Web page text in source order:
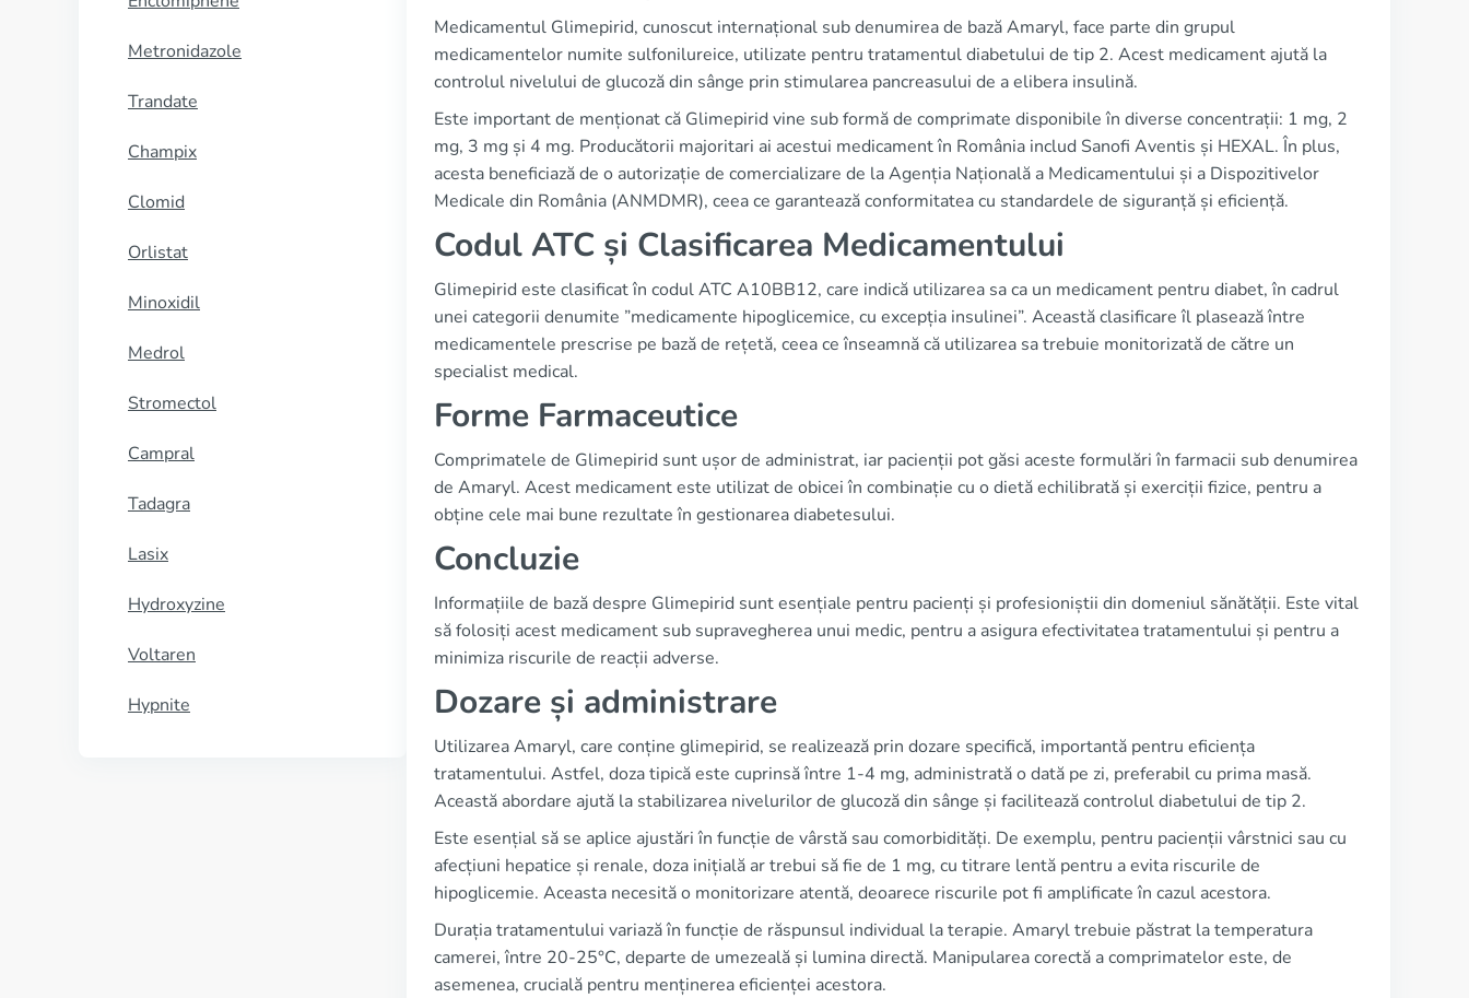
Metronidazole
Trandate
Champix
Clomid
Orlistat
Minoxidil
Medrol
Stromectol
Campral
Tadagra
Lasix
Hydroxyzine
Voltaren
Hypnite
Medicamentul Glimepirid, cunoscut internațional sub denumirea de bază Amaryl, face parte din grupul
medicamentelor numite sulfonilureice, utilizate pentru tratamentul diabetului de tip 2. Acest medicament ajută la
controlul nivelului de glucoză din sânge prin stimularea pancreasului de a elibera insulină.
Este important de menționat că Glimepirid vine sub formă de comprimate disponibile în diverse concentrații: 1 mg, 2
mg, 3 mg și 4 mg. Producătorii majoritari ai acestui medicament în România includ Sanofi Aventis și HEXAL. În plus,
acesta beneficiază de o autorizație de comercializare de la Agenția Națională a Medicamentului și a Dispozitivelor
Medicale din România (ANMDMR), ceea ce garantează conformitatea cu standardele de siguranță și eficiență.
Codul ATC și Clasificarea Medicamentului
Glimepirid este clasificat în codul ATC A10BB12, care indică utilizarea sa ca un medicament pentru diabet, în cadrul
unei categorii denumite ”medicamente hipoglicemice, cu excepția insulinei”. Această clasificare îl plasează între
medicamentele prescrise pe bază de rețetă, ceea ce înseamnă că utilizarea sa trebuie monitorizată de către un
specialist medical.
Forme Farmaceutice
Comprimatele de Glimepirid sunt ușor de administrat, iar pacienții pot găsi aceste formulări în farmacii sub denumirea
de Amaryl. Acest medicament este utilizat de obicei în combinație cu o dietă echilibrată și exerciții fizice, pentru a
obține cele mai bune rezultate în gestionarea diabetesului.
Concluzie
Informațiile de bază despre Glimepirid sunt esențiale pentru pacienți și profesioniștii din domeniul sănătății. Este vital
să folosiți acest medicament sub supravegherea unui medic, pentru a asigura efectivitatea tratamentului și pentru a
minimiza riscurile de reacții adverse.
Dozare și administrare
Utilizarea Amaryl, care conține glimepirid, se realizează prin dozare specifică, importantă pentru eficiența
tratamentului. Astfel, doza tipică este cuprinsă între 1-4 mg, administrată o dată pe zi, preferabil cu prima masă.
Această abordare ajută la stabilizarea nivelurilor de glucoză din sânge și facilitează controlul diabetului de tip 2.
Este esențial să se aplice ajustări în funcție de vârstă sau comorbidități. De exemplu, pentru pacienții vârstnici sau cu
afecțiuni hepatice și renale, doza inițială ar trebui să fie de 1 mg, cu titrare lentă pentru a evita riscurile de
hipoglicemie. Aceasta necesită o monitorizare atentă, deoarece riscurile pot fi amplificate în cazul acestora.
Durația tratamentului variază în funcție de răspunsul individual la terapie. Amaryl trebuie păstrat la temperatura
camerei, între 20-25°C, departe de umezeală și lumina directă. Manipularea corectă a comprimatelor este, de
asemenea, crucială pentru menținerea eficienței acestora.